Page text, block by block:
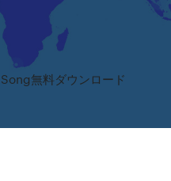
無料ダウンロード